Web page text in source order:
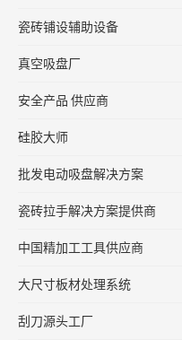
瓷砖铺设辅助设备
真空吸盘厂
安全产品 供应商
硅胶大师
批发电动吸盘解决方案
瓷砖拉手解决方案提供商
中国精加工工具供应商
大尺寸板材处理系统
刮刀源头工厂